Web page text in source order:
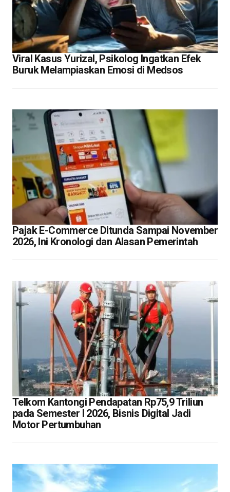
Viral Kasus Yurizal, Psikolog Ingatkan Efek
Buruk Melampiaskan Emosi di Medsos
Pajak E-Commerce Ditunda Sampai November
2026, Ini Kronologi dan Alasan Pemerintah
Telkom Kantongi Pendapatan Rp75,9 Triliun
pada Semester I 2026, Bisnis Digital Jadi
Motor Pertumbuhan